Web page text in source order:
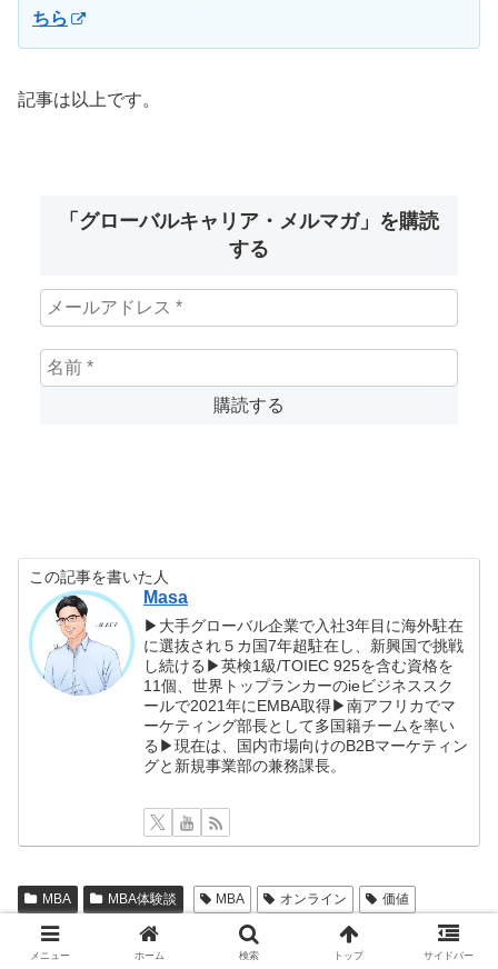
ちら
記事は以上です。
「グローバルキャリア・メルマガ」を購読
する
この記事を書いた人
Masa
▶大手グローバル企業で入社3年目に海外駐在
に選抜され５カ国7年超駐在し、新興国で挑戦
し続ける▶英検1級/TOIEC 925を含む資格を
11個、世界トップランカーのieビジネススク
ールで2021年にEMBA取得▶南アフリカでマ
ーケティング部長として多国籍チームを率い
る▶現在は、国内市場向けのB2Bマーケティン
グと新規事業部の兼務課長。
MBA MBA体験談 MBA オンライン
価値
卒業生インタビュー
海外MBA
メニュー ホーム 検索 トップ サイドバー